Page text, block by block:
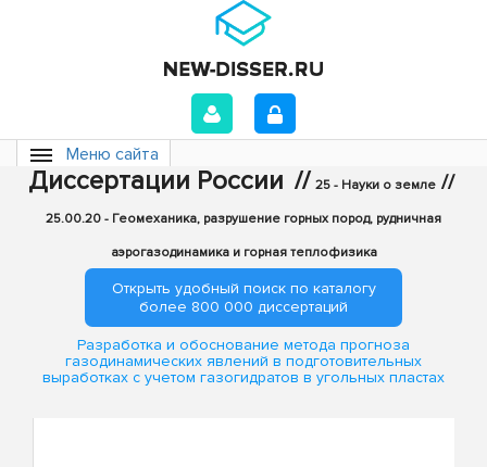
Меню сайта
Диссертации России // 25 - Науки о земле //
25.00.20 - Геомеханика, разрушение горных пород, рудничная
аэрогазодинамика и горная теплофизика
Открыть удобный поиск по каталогу
более 800 000 диссертаций
Разработка и обоснование метода прогноза
газодинамических явлений в подготовительных
выработках с учетом газогидратов в угольных пластах